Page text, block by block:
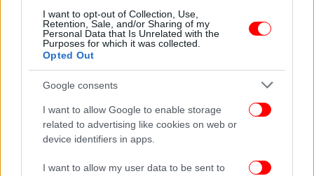
I want to opt-out of Collection, Use,
Retention, Sale, and/or Sharing of my
Personal Data that Is Unrelated with the
Purposes for which it was collected.
Opted Out
Google consents
I want to allow Google to enable storage
related to advertising like cookies on web or
device identifiers in apps.
I want to allow my user data to be sent to